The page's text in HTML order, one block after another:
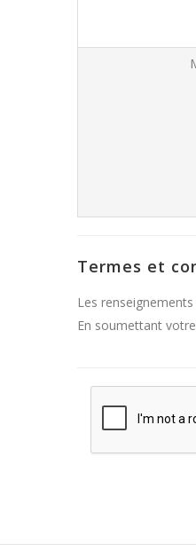
Termes et
Les
En soumettant